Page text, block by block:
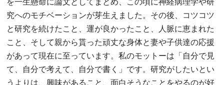
究へのモチベーションが芽生えました。その後、コツコツ
と研究を続けたこと、運が良かったこと、人脈に恵まれた
こと、そして親から貰った頑丈な身体と妻や子供達の応援
があって現在に至っています。私のモットーは「自分で見
て、自分で考えて、自分で書く」です。研究がしたいとい
うよりは、興味があること、面白そうなことをやるのが好